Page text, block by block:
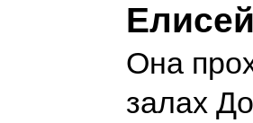
Она
залах